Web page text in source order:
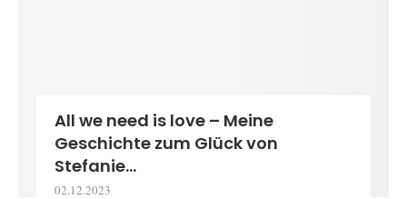
All we need is love – Meine
Geschichte zum Glück von
Stefanie...
02.12.2023